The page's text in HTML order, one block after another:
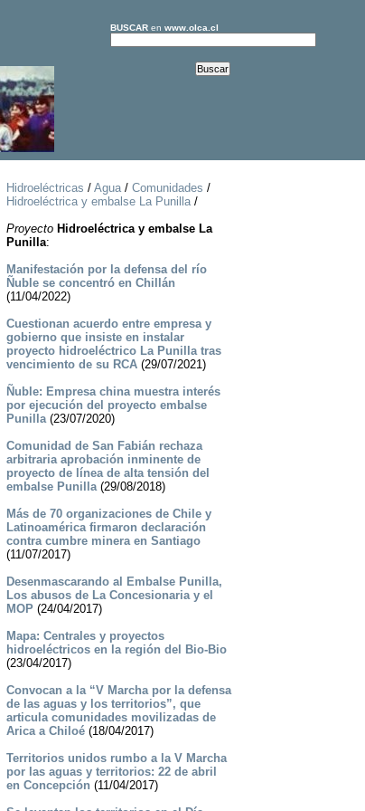
BUSCARen www.olca.cl
Hidroeléctricas / Agua/ Comunidades /
Hidroeléctrica y embalse La Punilla/
Proyecto Hidroeléctrica y embalse La
Punilla:
Manifestación por la defensa del río
Ñuble se concentró en Chillán
(11/04/2022)
Cuestionan acuerdo entre empresa y
gobierno que insiste en instalar
proyecto hidroeléctrico La Punilla tras
vencimiento de su RCA(29/07/2021)
Ñuble: Empresa china muestra interés
por ejecución del proyecto embalse
Punilla(23/07/2020)
Comunidad de San Fabián rechaza
arbitraria aprobación inminente de
proyecto de línea de alta tensión del
embalse Punilla(29/08/2018)
Más de 70 organizaciones de Chile y
Latinoamérica firmaron declaración
contra cumbre minera en Santiago
(11/07/2017)
Desenmascarando al Embalse Punilla,
Los abusos de La Concesionaria y el
MOP(24/04/2017)
Mapa: Centrales y proyectos
hidroeléctricos en la región del Bio-Bio
(23/04/2017)
Convocan a la “V Marcha por la defensa
de las aguas y los territorios”, que
articula comunidades movilizadas de
Arica a Chiloé(18/04/2017)
Territorios unidos rumbo a la V Marcha
por las aguas y territorios: 22 de abril
en Concepción (11/04/2017)